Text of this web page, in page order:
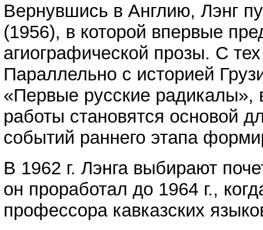
Вернувшись в Англию, Лэнг
(1956), в которой впервые
агиографической прозы. С
Параллельно с историей
«Первые русские радикалы»,
работы становятся основой
событий раннего этапа
В 1962 г. Лэнга выбирают
он проработал до 1964 г.,
профессора кавказских